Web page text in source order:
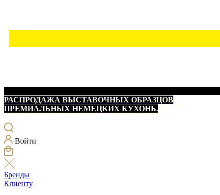
РАСПРОДАЖА ВЫСТАВОЧНЫХ ОБРАЗЦОВ
ПРЕМИАЛЬНЫХ НЕМЕЦКИХ КУХОНЬ.
Войти
Бренды
Клиенту